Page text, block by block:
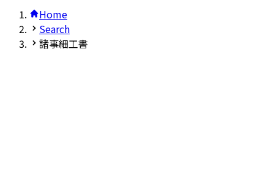
Home
Search
諸事細工書